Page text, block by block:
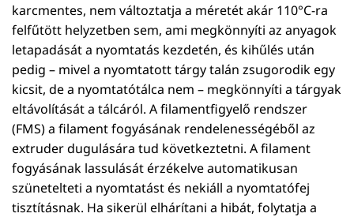
karcmentes, nem változtatja a méretét akár 110°C-ra
felfűtött helyzetben sem, ami megkönnyíti az anyagok
letapadását a nyomtatás kezdetén, és kihűlés után
pedig – mivel a nyomtatott tárgy talán zsugorodik egy
kicsit, de a nyomtatótálca nem – megkönnyíti a tárgyak
eltávolítását a tálcáról. A filamentfigyelő rendszer
(FMS) a filament fogyásának rendelenességéből az
extruder dugulására tud következtetni. A filament
fogyásának lassulását érzékelve automatikusan
szünetelteti a nyomtatást és nekiáll a nyomtatófej
tisztításnak. Ha sikerül elhárítani a hibát, folytatja a